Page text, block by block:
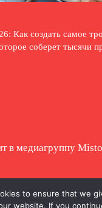
Как создать самое
соберет тысячи
в медиагруппу
использование
to ensure that we
website. If you